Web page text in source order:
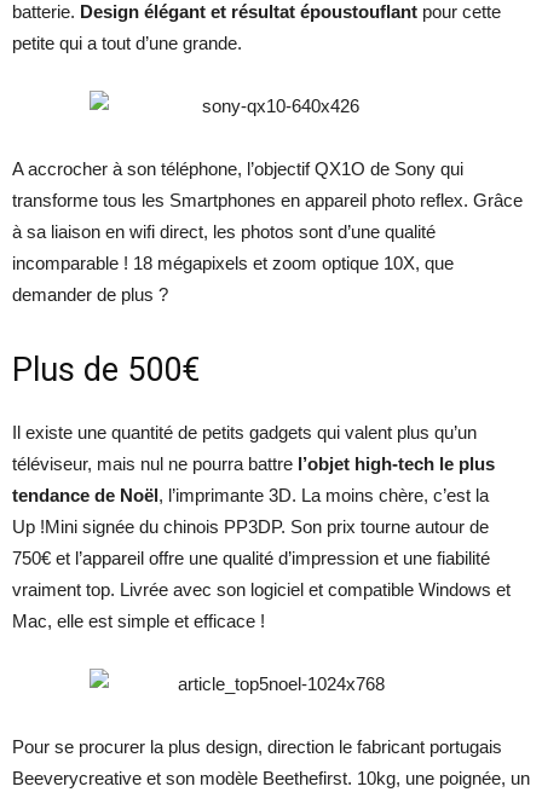
batterie. Design élégant et résultat époustouflant pour cette
petite qui a tout d’une grande.
A accrocher à son téléphone, l’objectif QX1O de Sony qui
transforme tous les Smartphones en appareil photo reflex. Grâce
à sa liaison en wifi direct, les photos sont d’une qualité
incomparable ! 18 mégapixels et zoom optique 10X, que
demander de plus ?
Plus de 500€
Il existe une quantité de petits gadgets qui valent plus qu’un
téléviseur, mais nul ne pourra battre l’objet high-tech le plus
tendance de Noël, l’imprimante 3D. La moins chère, c’est la
Up !Mini signée du chinois PP3DP. Son prix tourne autour de
750€ et l’appareil offre une qualité d’impression et une fiabilité
vraiment top. Livrée avec son logiciel et compatible Windows et
Mac, elle est simple et efficace !
Pour se procurer la plus design, direction le fabricant portugais
Beeverycreative et son modèle Beethefirst. 10kg, une poignée, un